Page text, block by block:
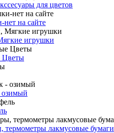
для цветов
на сайте
игрушки
Цветы
озимый
термометры лакмусовые бумаги